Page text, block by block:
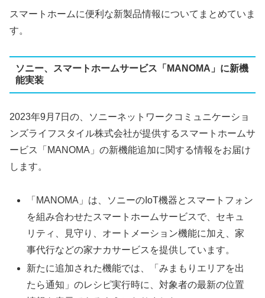
スマートホームに便利な新製品情報についてまとめていま
す。
ソニー、スマートホームサービス「MANOMA」に新機
能実装
2023年9月7日の、ソニーネットワークコミュニケーショ
ンズライフスタイル株式会社が提供するスマートホームサ
ービス「MANOMA」の新機能追加に関する情報をお届け
します。
「MANOMA」は、ソニーのIoT機器とスマートフォン
を組み合わせたスマートホームサービスで、セキュ
リティ、見守り、オートメーション機能に加え、家
事代行などの家ナカサービスを提供しています。
新たに追加された機能では、「みまもりエリアを出
たら通知」のレシピ実行時に、対象者の最新の位置